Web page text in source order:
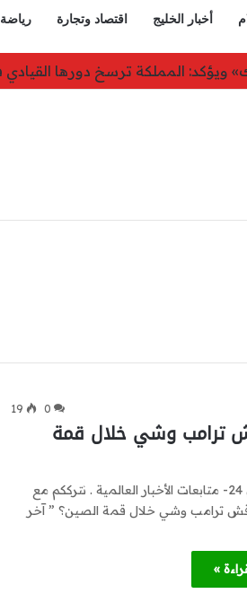
أخبار الخليج اقتصاد وتجارة رياضة
دولار في الهند
0
19
ترامب وشي خلال قمة
اشراق العالم 24- متابعات الأخبار العالمية . نترككم مع
ترامب وشي خلال قمة الصين؟ ” آخر
»